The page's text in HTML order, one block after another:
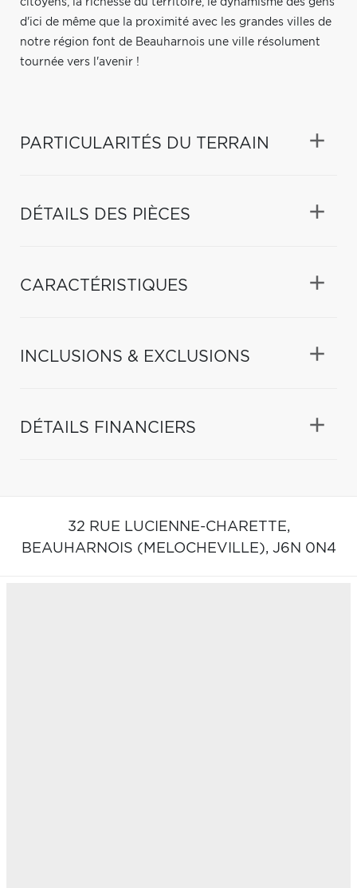
citoyens, la richesse du territoire, le dynamisme des gens
d'ici de même que la proximité avec les grandes villes de
notre région font de Beauharnois une ville résolument
tournée vers l'avenir !
PARTICULARITÉS DU TERRAIN
DÉTAILS DES PIÈCES
CARACTÉRISTIQUES
INCLUSIONS & EXCLUSIONS
DÉTAILS FINANCIERS
32 RUE LUCIENNE-CHARETTE,
BEAUHARNOIS (MELOCHEVILLE), J6N 0N4